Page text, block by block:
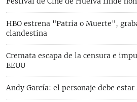
HBO estrena "Patria o Muerte",
clandestina
Cremata escapa de la censura e
EEUU
Andy García: el personaje debe